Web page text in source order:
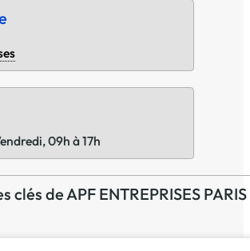
09h à 17h
clés de APF ENTREPRISES PARIS